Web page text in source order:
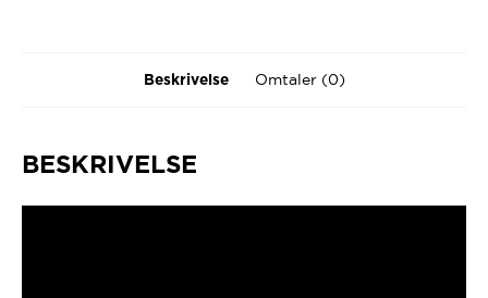
Beskrivelse Omtaler (0)
BESKRIVELSE